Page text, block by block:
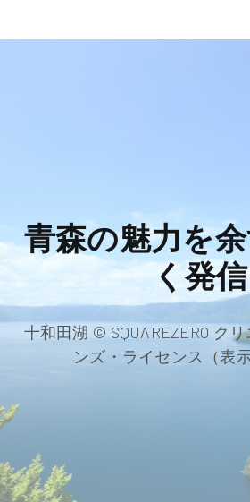
青森の魅力を
く発信
十和田湖 © SQUAREZERO ク
ンズ・ライセンス（表示